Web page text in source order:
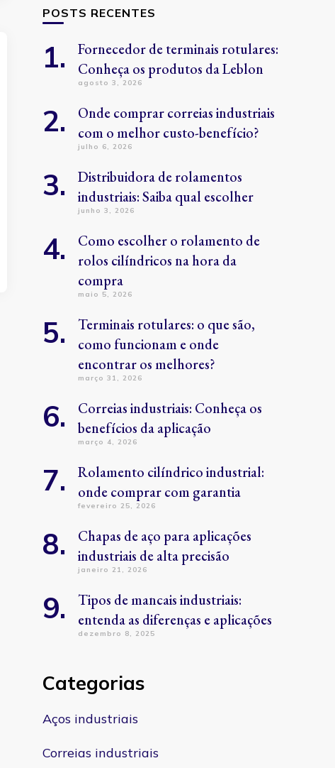
POSTS RECENTES
Fornecedor de terminais rotulares:
Conheça os produtos da Leblon
agosto 3, 2026
Onde comprar correias industriais
com o melhor custo-benefício?
julho 6, 2026
Distribuidora de rolamentos
industriais: Saiba qual escolher
junho 3, 2026
Como escolher o rolamento de
rolos cilíndricos na hora da
compra
maio 5, 2026
Terminais rotulares: o que são,
como funcionam e onde
encontrar os melhores?
março 31, 2026
Correias industriais: Conheça os
benefícios da aplicação
março 4, 2026
Rolamento cilíndrico industrial:
onde comprar com garantia
fevereiro 25, 2026
Chapas de aço para aplicações
industriais de alta precisão
janeiro 21, 2026
Tipos de mancais industriais:
entenda as diferenças e aplicações
dezembro 8, 2025
Categorias
Aços industriais
Correias industriais